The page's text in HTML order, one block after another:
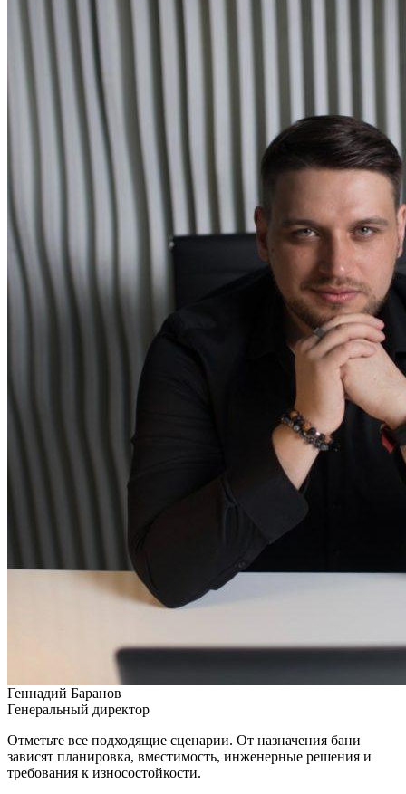
Геннадий Баранов
Генеральный директор
Отметьте все подходящие сценарии. От назначения бани
зависят планировка, вместимость, инженерные решения и
требования к износостойкости.